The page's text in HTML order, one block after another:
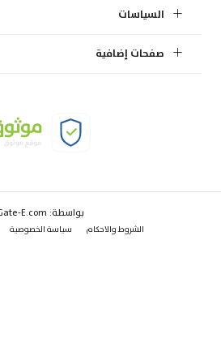
السياسات
صفحات إضافية
بواسطة: E.com
الشروط والاحكام سياسة الخصوصية